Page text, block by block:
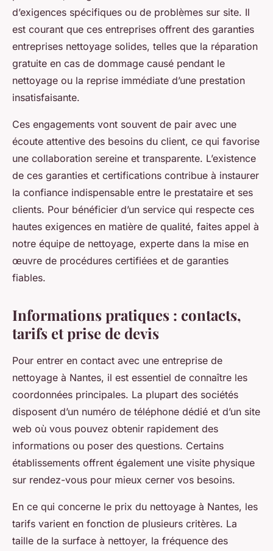
d’exigences spécifiques ou de problèmes sur site. Il
est courant que ces entreprises offrent des garanties
entreprises nettoyage solides, telles que la réparation
gratuite en cas de dommage causé pendant le
nettoyage ou la reprise immédiate d’une prestation
insatisfaisante.
Ces engagements vont souvent de pair avec une
écoute attentive des besoins du client, ce qui favorise
une collaboration sereine et transparente. L’existence
de ces garanties et certifications contribue à instaurer
la confiance indispensable entre le prestataire et ses
clients. Pour bénéficier d’un service qui respecte ces
hautes exigences en matière de qualité, faites appel à
notre équipe de nettoyage, experte dans la mise en
œuvre de procédures certifiées et de garanties
fiables.
Informations pratiques : contacts,
tarifs et prise de devis
Pour entrer en contact avec une entreprise de
nettoyage à Nantes, il est essentiel de connaître les
coordonnées principales. La plupart des sociétés
disposent d’un numéro de téléphone dédié et d’un site
web où vous pouvez obtenir rapidement des
informations ou poser des questions. Certains
établissements offrent également une visite physique
sur rendez-vous pour mieux cerner vos besoins.
En ce qui concerne le prix du nettoyage à Nantes, les
tarifs varient en fonction de plusieurs critères. La
taille de la surface à nettoyer, la fréquence des